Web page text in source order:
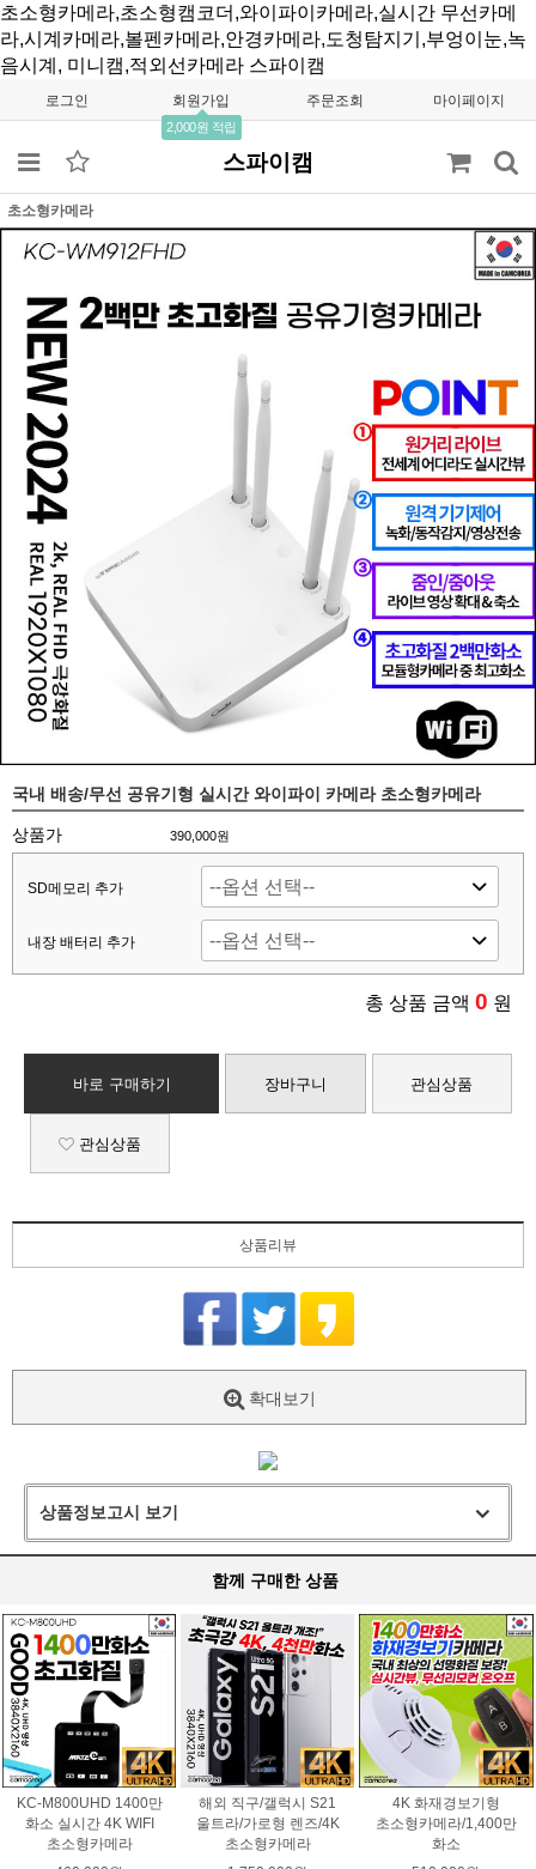
초소형카메라,초소형캠코더,와이파이카메라,실시간 무선카메
라,시계카메라,볼펜카메라,안경카메라,도청탐지기,부엉이눈,녹
음시계, 미니캠,적외선카메라 스파이캠
로그인 회원가입
2,000원 적립
주문조회 마이페이지
스파이캠
초소형카메라
국내 배송/무선 공유기형 실시간 와이파이 카메라 초소형카메라
상품가 390,000원
SD메모리 추가
내장 배터리 추가
총 상품 금액 0 원
바로 구매하기 장바구니 관심상품
관심상품
상품리뷰
확대보기
상품정보고시 보기
함께 구매한 상품
KC-M800UHD 1400만
화소 실시간 4K WIFI
초소형카메라
해외 직구/갤럭시 S21
울트라/가로형 렌즈/4K
초소형카메라
4K 화재경보기형
초소형카메라/1,400만
화소